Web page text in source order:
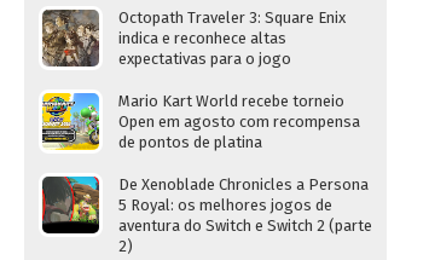
Octopath Traveler 3: Square Enix
indica e reconhece altas
expectativas para o jogo
Mario Kart World recebe torneio
Open em agosto com recompensa
de pontos de platina
De Xenoblade Chronicles a Persona
5 Royal: os melhores jogos de
aventura do Switch e Switch 2 (parte
2)